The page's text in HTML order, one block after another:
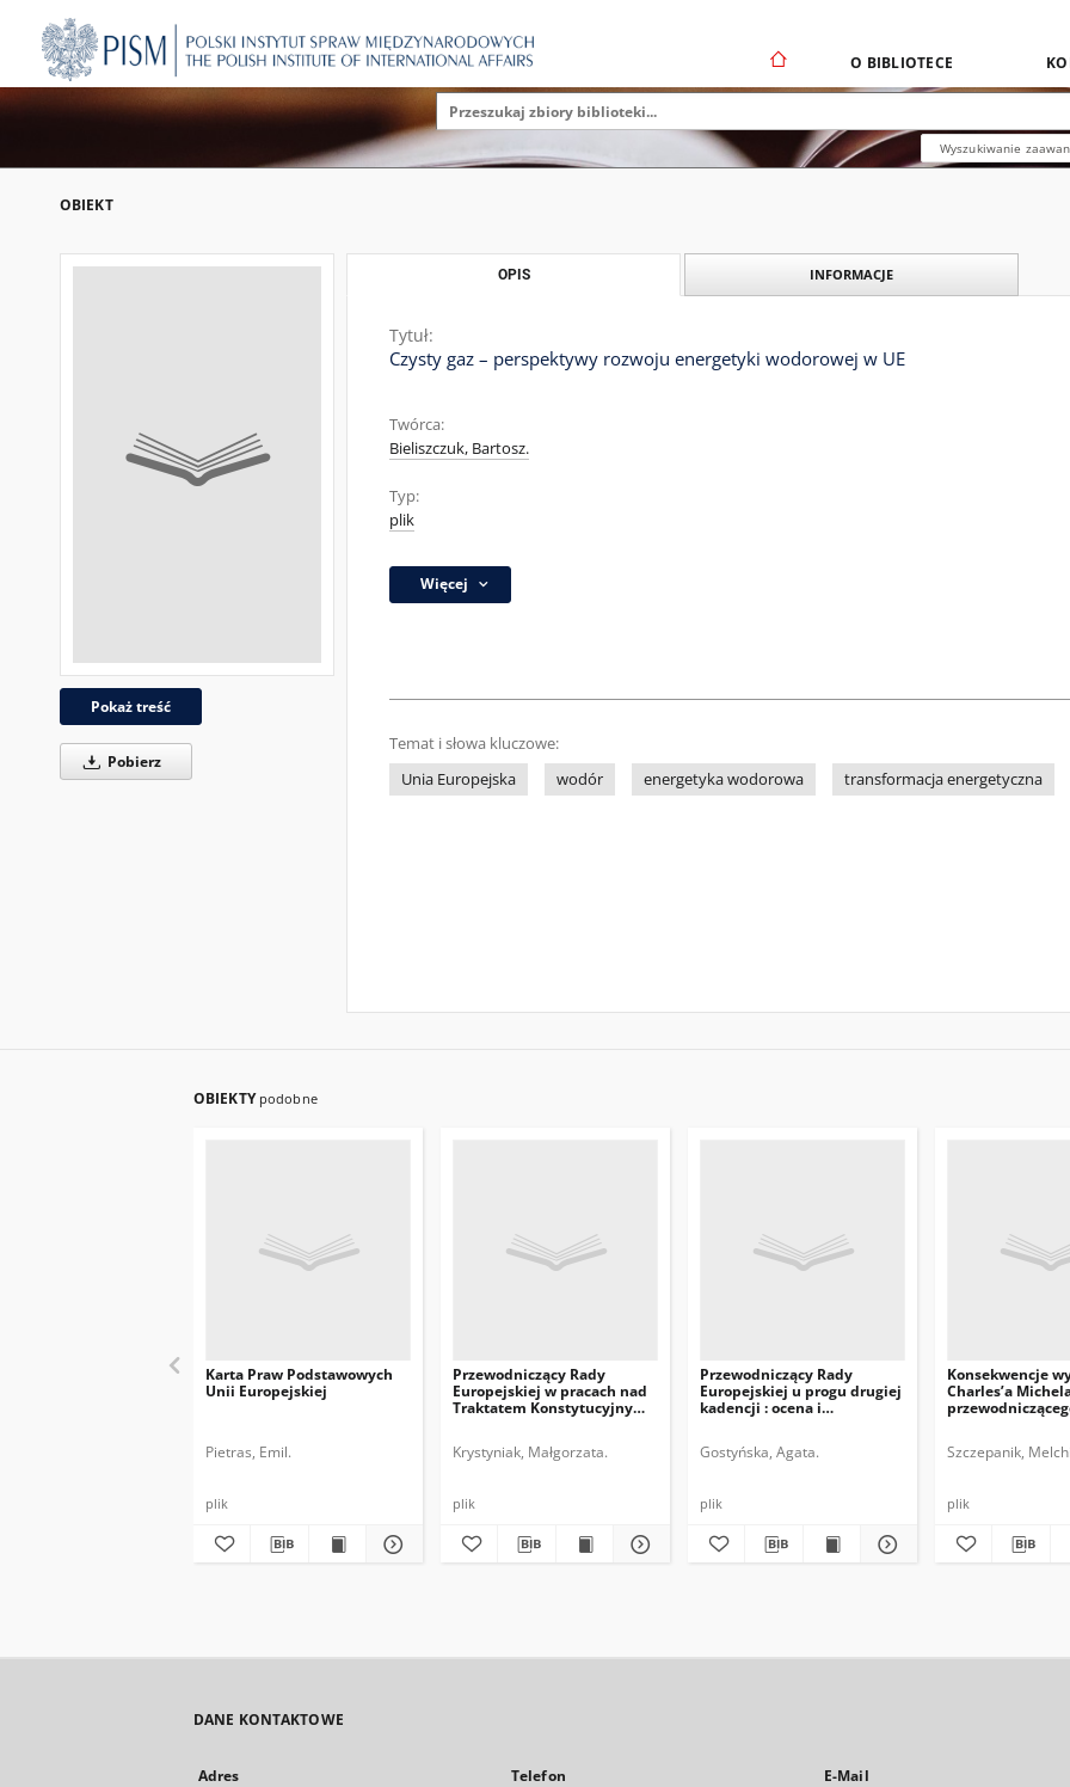
O BIBLIOTECE
Wyszukiwanie
OBIEKT
Pokaż treść
Pobierz
OPIS INFORMACJE
Tytuł:
Czysty gaz – perspektywy rozwoju energetyki wodorowej w UE
Twórca:
Bieliszczuk, Bartosz.
Typ:
plik
Więcej
Temat i słowa kluczowe:
Unia Europejska
wodór energetyka wodorowa transformacja energetyczna
OBIEKTY podobne
Karta Praw Podstawowych
Unii Europejskiej
Pietras, Emil.
plik
Przewodniczący Rady
Europejskiej w pracach nad
Traktatem Konstytucyjnym
Krystyniak, Małgorzata.
plik
Przewodniczący Rady
Europejskiej u progu drugiej
kadencji : ocena i
Gostyńska, Agata.
plik
Konsekwencje
Charles’a
Szczepanik,
plik
DANE KONTAKTOWE
Adres Telefon E-Mail